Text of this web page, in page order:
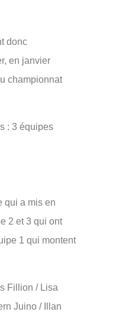
donc
en janvier
championnat
: 3 équipes
qui a mis en
2 et 3 qui ont
1 qui montent
Fillion / Lisa
Juino / Illan